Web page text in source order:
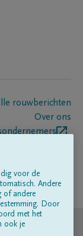
rouwberichten
Over ons
voor de
Andere
of andere
Door
met het
ook je